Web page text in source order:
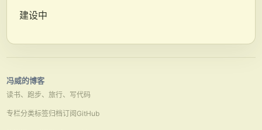
建设中
冯威的博客
读书、跑步、旅行、写代码
专栏分类标签归档订阅GitHub